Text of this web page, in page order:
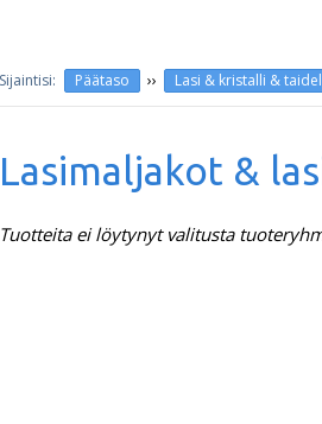
Päätaso ›› Lasi & kristalli &
Lasimaljakot &
Tuotteita ei löytynyt valitusta